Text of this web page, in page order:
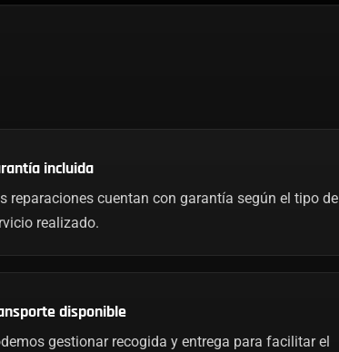
incluida
reparaciones cuentan con garantía según el tipo de
realizado.
disponible
gestionar recogida y entrega para facilitar el